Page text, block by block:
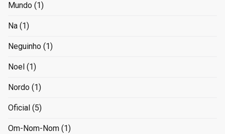
Mundo (1)
Na (1)
Neguinho (1)
Noel (1)
Nordo (1)
Oficial (5)
Om-Nom-Nom (1)